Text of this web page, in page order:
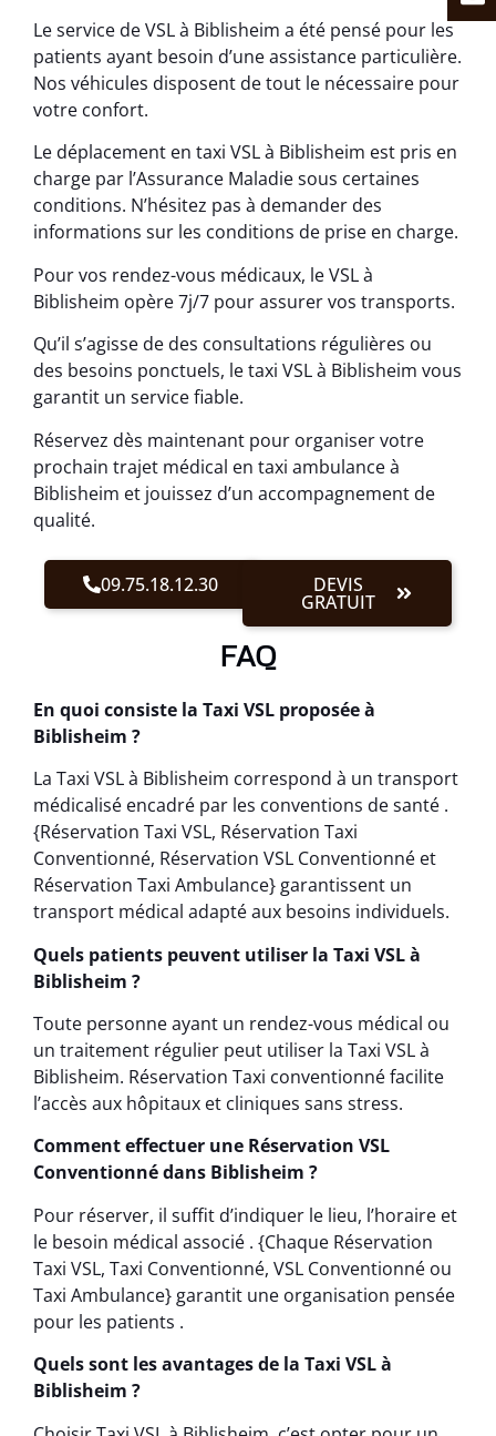
Le service de VSL à Biblisheim a été pensé pour les
patients ayant besoin d’une assistance particulière.
Nos véhicules disposent de tout le nécessaire pour
votre confort.
Le déplacement en taxi VSL à Biblisheim est pris en
charge par l’Assurance Maladie sous certaines
conditions. N’hésitez pas à demander des
informations sur les conditions de prise en charge.
Pour vos rendez-vous médicaux, le VSL à
Biblisheim opère 7j/7 pour assurer vos transports.
Qu’il s’agisse de des consultations régulières ou
des besoins ponctuels, le taxi VSL à Biblisheim vous
garantit un service fiable.
Réservez dès maintenant pour organiser votre
prochain trajet médical en taxi ambulance à
Biblisheim et jouissez d’un accompagnement de
qualité.
09.75.18.12.30 DEVIS
GRATUIT
FAQ
En quoi consiste la Taxi VSL proposée à
Biblisheim ?
La Taxi VSL à Biblisheim correspond à un transport
médicalisé encadré par les conventions de santé .
{Réservation Taxi VSL, Réservation Taxi
Conventionné, Réservation VSL Conventionné et
Réservation Taxi Ambulance} garantissent un
transport médical adapté aux besoins individuels.
Quels patients peuvent utiliser la Taxi VSL à
Biblisheim ?
Toute personne ayant un rendez-vous médical ou
un traitement régulier peut utiliser la Taxi VSL à
Biblisheim. Réservation Taxi conventionné facilite
l’accès aux hôpitaux et cliniques sans stress.
Comment effectuer une Réservation VSL
Conventionné dans Biblisheim ?
Pour réserver, il suffit d’indiquer le lieu, l’horaire et
le besoin médical associé . {Chaque Réservation
Taxi VSL, Taxi Conventionné, VSL Conventionné ou
Taxi Ambulance} garantit une organisation pensée
pour les patients .
Quels sont les avantages de la Taxi VSL à
Biblisheim ?